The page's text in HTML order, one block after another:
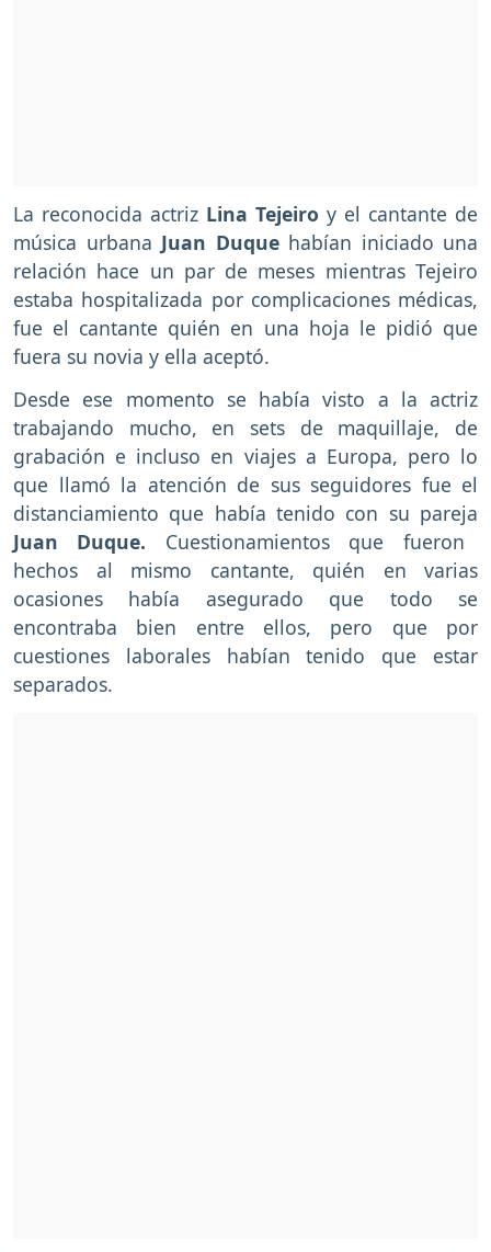
La reconocida actriz Lina Tejeiro y el cantante de
música urbana Juan Duque habían iniciado una
relación hace un par de meses mientras Tejeiro
estaba hospitalizada por complicaciones médicas,
fue el cantante quién en una hoja le pidió que
fuera su novia y ella aceptó.
Desde ese momento se había visto a la actriz
trabajando mucho, en sets de maquillaje, de
grabación e incluso en viajes a Europa, pero lo
que llamó la atención de sus seguidores fue el
distanciamiento que había tenido con su pareja
Juan Duque. Cuestionamientos que fueron
hechos al mismo cantante, quién en varias
ocasiones había asegurado que todo se
encontraba bien entre ellos, pero que por
cuestiones laborales habían tenido que estar
separados.